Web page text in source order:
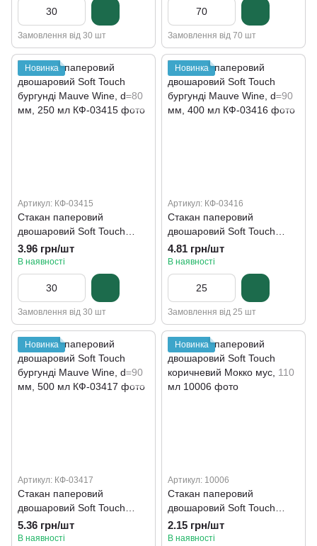
Замовлення від 30 шт Замовлення від 70 шт
Новинка
Артикул: КФ-03415
Стакан паперовий
двошаровий Soft Touch
бургунді Mauve Wine, d=80
мм, 250 мл
3.96 грн/шт
В наявності
Замовлення від 30 шт
Новинка
Артикул: КФ-03416
Стакан паперовий
двошаровий Soft Touch
бургунді Mauve Wine, d=90
мм, 400 мл
4.81 грн/шт
В наявності
Замовлення від 25 шт
Новинка
Артикул: КФ-03417
Стакан паперовий
двошаровий Soft Touch
бургунді Mauve Wine, d=90
мм, 500 мл
5.36 грн/шт
В наявності
Новинка
Артикул: 10006
Стакан паперовий
двошаровий Soft Touch
коричневий Мокко мус, 110
мл
2.15 грн/шт
В наявності